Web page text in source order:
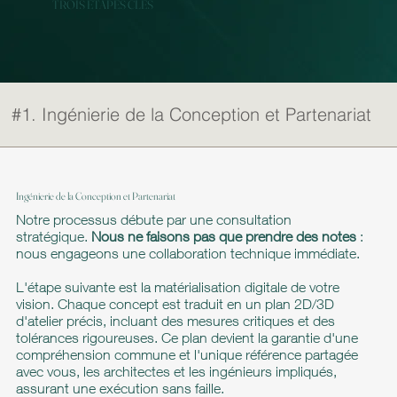
TROIS ÉTAPES CLÉS
#1. Ingénierie de la Conception et Partenariat
Ingénierie de la Conception et Partenariat
Notre processus débute par une consultation
stratégique. Nous ne faisons pas que prendre des notes :
nous engageons une collaboration technique immédiate.
L'étape suivante est la matérialisation digitale de votre
vision. Chaque concept est traduit en un plan 2D/3D
d'atelier précis, incluant des mesures critiques et des
tolérances rigoureuses. Ce plan devient la garantie d'une
compréhension commune et l'unique référence partagée
avec vous, les architectes et les ingénieurs impliqués,
assurant une exécution sans faille.